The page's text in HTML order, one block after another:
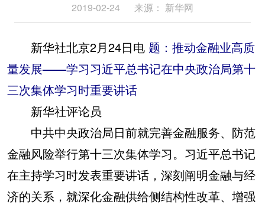
2019-02-24 来源： 新华网
新华社北京2月24日电 题：推动金融业高质
量发展——学习习近平总书记在中央政治局第十
三次集体学习时重要讲话
新华社评论员
中共中央政治局日前就完善金融服务、防范
金融风险举行第十三次集体学习。习近平总书记
在主持学习时发表重要讲话，深刻阐明金融与经
济的关系，就深化金融供给侧结构性改革、增强